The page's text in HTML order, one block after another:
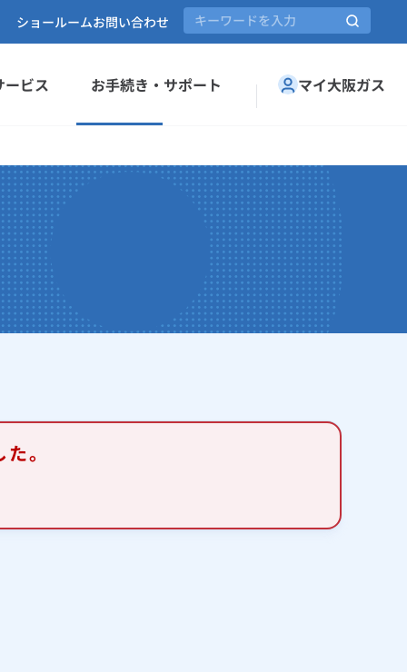
ービス お手続き・サポート マイ大阪ガス
ショールームお問い合わせ
。